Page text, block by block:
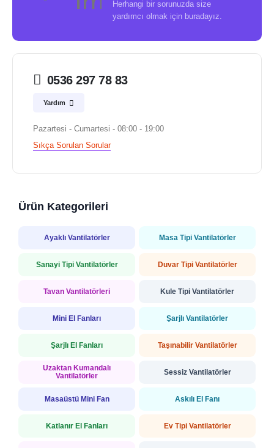
Herhangi bir sorunuzda size
yardımcı olmak için buradayız.
0536 297 78 83
Yardım
Pazartesi - Cumartesi - 08:00 - 19:00
Sıkça Sorulan Sorular
Ürün Kategorileri
Ayaklı Vantilatörler Masa Tipi Vantilatörler
Sanayi Tipi Vantilatörler Duvar Tipi Vantilatörler
Tavan Vantilatörleri Kule Tipi Vantilatörler
Mini El Fanları Şarjlı Vantilatörler
Şarjlı El Fanları Taşınabilir Vantilatörler
Uzaktan Kumandalı
Vantilatörler
Sessiz Vantilatörler
Masaüstü Mini Fan Askılı El Fanı
Katlanır El Fanları Ev Tipi Vantilatörler